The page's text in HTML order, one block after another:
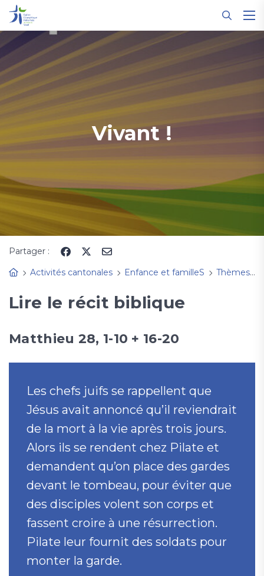
Vivant !
Partager :
Activités cantonales
Enfance et familleS Thèmes, fêtes à découvrir
Lire le récit biblique
Matthieu 28, 1-10 + 16-20
Les chefs juifs se rappellent que
Jésus avait annoncé qu’il reviendrait
de la mort à la vie après trois jours.
Alors ils se rendent chez Pilate et
demandent qu’on place des gardes
devant le tombeau, pour éviter que
des disciples volent son corps et
fassent croire à une résurrection.
Pilate leur fournit des soldats pour
monter la garde.
Panneau de gestion des cookies